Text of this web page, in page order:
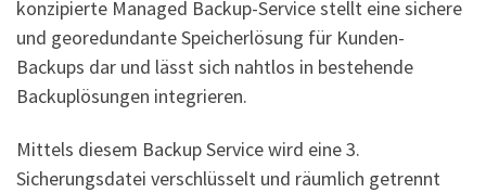
konzipierte Managed Backup-Service stellt eine sichere
und georedundante Speicherlösung für Kunden-
Backups dar und lässt sich nahtlos in bestehende
Backuplösungen integrieren.
Mittels diesem Backup Service wird eine 3.
Sicherungsdatei verschlüsselt und räumlich getrennt